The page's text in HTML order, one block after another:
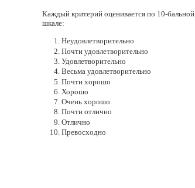
Каждый критерий оценивается по 10-бальной
шкале:
Неудовлетворительно
Почти удовлетворительно
Удовлетворительно
Весьма удовлетворительно
Почти хорошо
Хорошо
Очень хорошо
Почти отлично
Отлично
Превосходно